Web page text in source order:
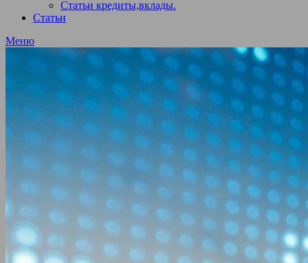
Статьи кредиты,вклады.
Статьи
Меню